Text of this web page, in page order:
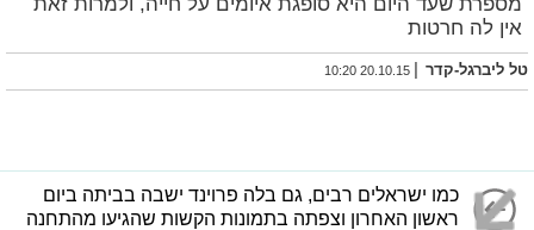
אין לה חרטות
טל ליברגל-קדר |
20.10.15 10:20
כמו ישראלים רבים, גם בלה פרוינד ישבה בביתה ביום
ראשון האחרון וצפתה בתמונות הקשות שהגיעו מהתחנה